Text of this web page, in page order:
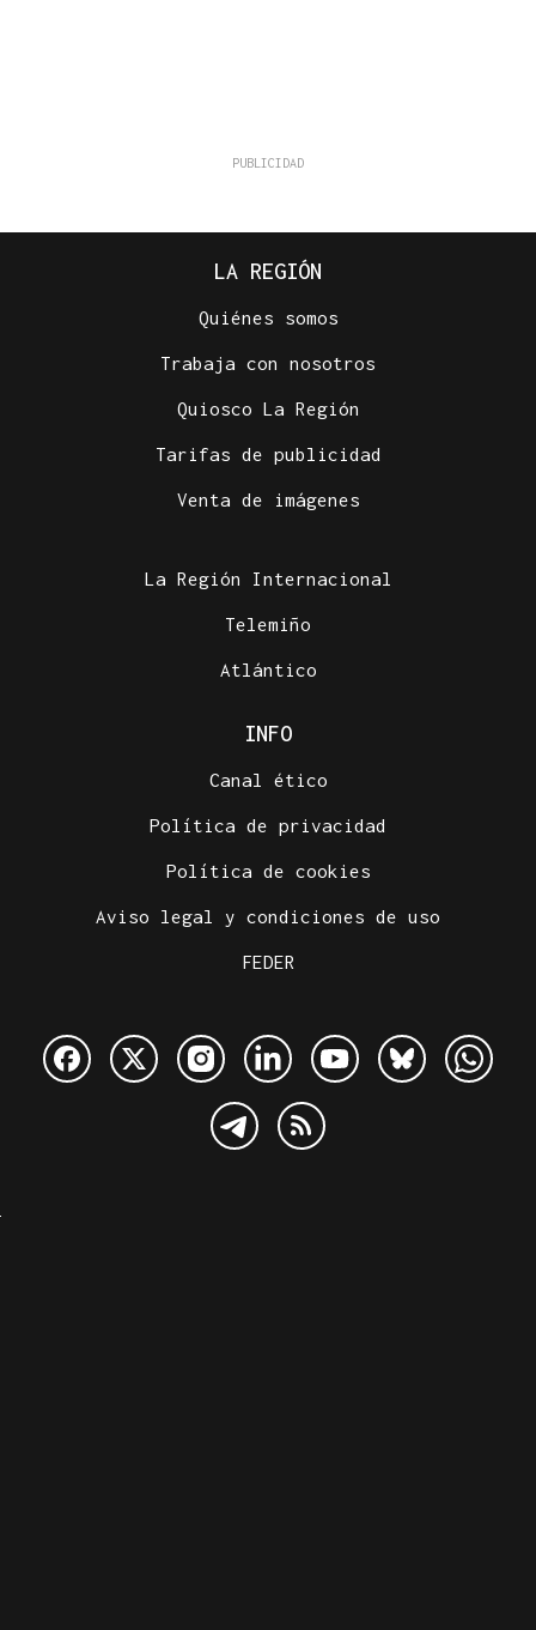
LA REGIÓN
Quiénes somos
Trabaja con nosotros
Quiosco La Región
Tarifas de publicidad
Venta de imágenes
La Región Internacional
Telemiño
Atlántico
INFO
Canal ético
Política de privacidad
Política de cookies
Aviso legal y condiciones de uso
FEDER